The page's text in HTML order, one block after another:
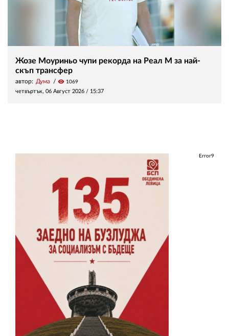
Жозе Моуриньо чупи рекорда на Реал М за най-
скъп трансфер
автор: Дума visibility 1069
четвъртък, 06 Август 2026 / 15:37
Error9